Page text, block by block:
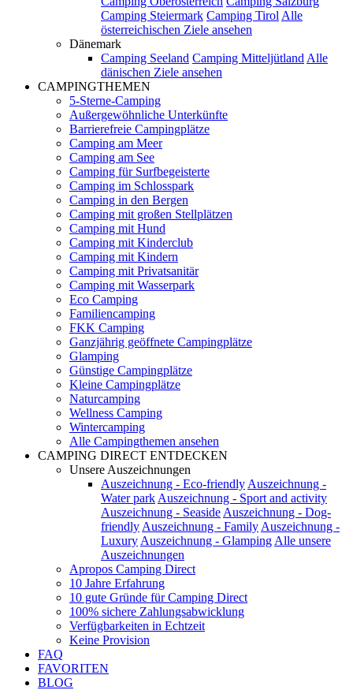
Camping Steiermark Camping Tirol Alle
österreichischen Ziele ansehen
Dänemark
Camping Seeland Camping Mitteljütland Alle
dänischen Ziele ansehen
CAMPINGTHEMEN
5-Sterne-Camping
Außergewöhnliche Unterkünfte
Barrierefreie Campingplätze
Camping am Meer
Camping am See
Camping für Surfbegeisterte
Camping im Schlosspark
Camping in den Bergen
Camping mit großen Stellplätzen
Camping mit Hund
Camping mit Kinderclub
Camping mit Kindern
Camping mit Privatsanitär
Camping mit Wasserpark
Eco Camping
Familiencamping
FKK Camping
Ganzjährig geöffnete Campingplätze
Glamping
Günstige Campingplätze
Kleine Campingplätze
Naturcamping
Wellness Camping
Wintercamping
Alle Campingthemen ansehen
CAMPING DIRECT ENTDECKEN
Unsere Auszeichnungen
Auszeichnung - Eco-friendly Auszeichnung -
Water park Auszeichnung - Sport and activity
Auszeichnung - Seaside Auszeichnung - Dog-
friendly Auszeichnung - Family Auszeichnung -
Luxury Auszeichnung - Glamping Alle unsere
Auszeichnungen
Apropos Camping Direct
10 Jahre Erfahrung
10 gute Gründe für Camping Direct
100% sichere Zahlungsabwicklung
Verfügbarkeiten in Echtzeit
Keine Provision
FAQ
FAVORITEN
BLOG